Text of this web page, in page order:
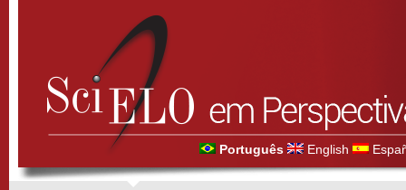
Português English